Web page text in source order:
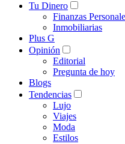
Tu Dinero
Finanzas
Inmobiliarias
Plus G
Opinión
Editorial
Pregunta de hoy
Blogs
Tendencias
Lujo
Viajes
Moda
Estilos